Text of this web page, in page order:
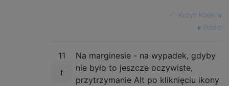
Kuzyn Kokaina
źródło
11
Na marginesie - na wypadek, gdyby
nie było to jeszcze oczywiste,
przytrzymanie Alt po kliknięciu ikony